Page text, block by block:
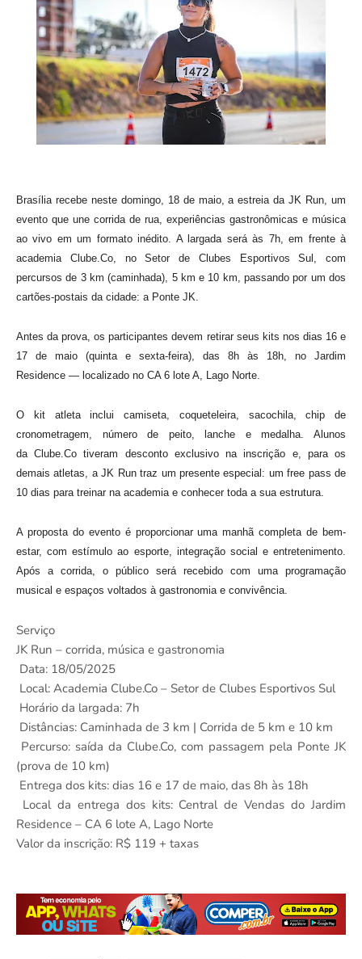
Brasília recebe neste domingo, 18 de maio, a estreia da JK Run, um
evento que une corrida de rua, experiências gastronômicas e música
ao vivo em um formato inédito. A largada será às 7h, em frente à
academia Clube.Co, no Setor de Clubes Esportivos Sul, com
percursos de 3 km (caminhada), 5 km e 10 km, passando por um dos
cartões-postais da cidade: a Ponte JK.
Antes da prova, os participantes devem retirar seus kits nos dias 16 e
17 de maio (quinta e sexta-feira), das 8h às 18h, no Jardim
Residence — localizado no CA 6 lote A, Lago Norte.
O kit atleta inclui camiseta, coqueteleira, sacochila, chip de
cronometragem, número de peito, lanche e medalha. Alunos
da Clube.Co tiveram desconto exclusivo na inscrição e, para os
demais atletas, a JK Run traz um presente especial: um free pass de
10 dias para treinar na academia e conhecer toda a sua estrutura.
A proposta do evento é proporcionar uma manhã completa de bem-
estar, com estímulo ao esporte, integração social e entretenimento.
Após a corrida, o público será recebido com uma programação
musical e espaços voltados à gastronomia e convivência.
Serviço
JK Run – corrida, música e gastronomia
Data: 18/05/2025
Local: Academia Clube.Co – Setor de Clubes Esportivos Sul
Horário da largada: 7h
Distâncias: Caminhada de 3 km | Corrida de 5 km e 10 km
Percurso: saída da Clube.Co, com passagem pela Ponte JK
(prova de 10 km)
Entrega dos kits: dias 16 e 17 de maio, das 8h às 18h
Local da entrega dos kits: Central de Vendas do Jardim
Residence – CA 6 lote A, Lago Norte
Valor da inscrição: R$ 119 + taxas